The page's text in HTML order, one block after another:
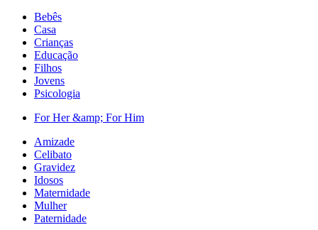
Bebês
Casa
Crianças
Educação
Filhos
Jovens
Psicologia
For Her &amp; For Him
Amizade
Celibato
Gravidez
Idosos
Maternidade
Mulher
Paternidade